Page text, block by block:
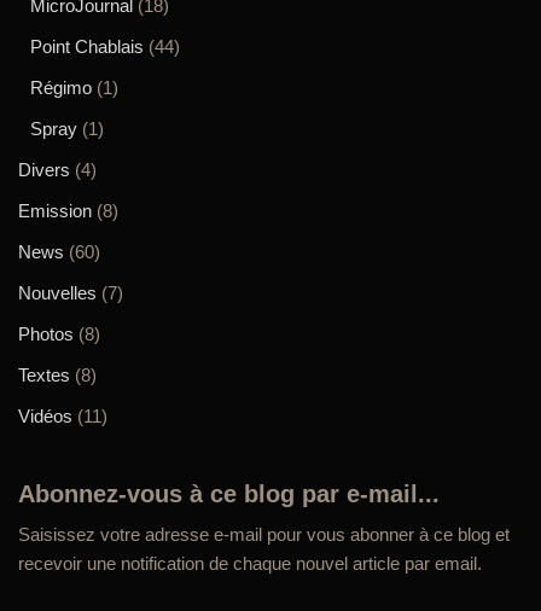
MicroJournal (18)
Point Chablais (44)
Régimo (1)
Spray (1)
Divers (4)
Emission (8)
News (60)
Nouvelles (7)
Photos (8)
Textes (8)
Vidéos (11)
Abonnez-vous à ce blog par e-mail...
Saisissez votre adresse e-mail pour vous abonner à ce blog et
recevoir une notification de chaque nouvel article par email.